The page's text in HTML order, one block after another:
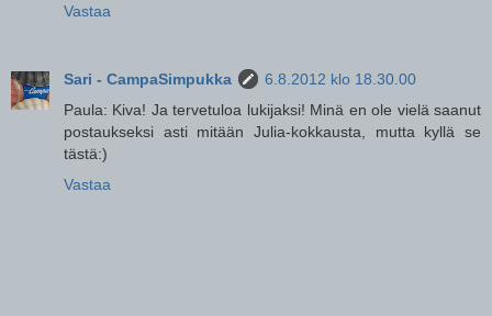
Vastaa
Sari - CampaSimpukka
6.8.2012 klo 18.30.00
Paula: Kiva! Ja tervetuloa lukijaksi! Minä en ole vielä saanut
postaukseksi asti mitään Julia-kokkausta, mutta kyllä se
tästä:)
Vastaa